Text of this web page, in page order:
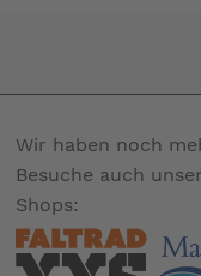
Wir haben noch
Besuche auch
Shops: